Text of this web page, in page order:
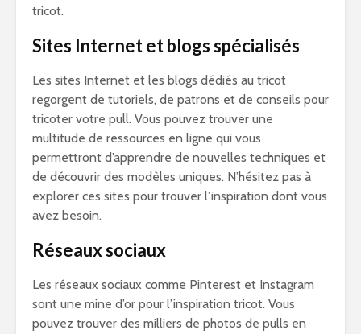
tricot.
Sites Internet et blogs spécialisés
Les sites Internet et les blogs dédiés au tricot
regorgent de tutoriels, de patrons et de conseils pour
tricoter votre pull. Vous pouvez trouver une
multitude de ressources en ligne qui vous
permettront d’apprendre de nouvelles techniques et
de découvrir des modèles uniques. N’hésitez pas à
explorer ces sites pour trouver l’inspiration dont vous
avez besoin.
Réseaux sociaux
Les réseaux sociaux comme Pinterest et Instagram
sont une mine d’or pour l’inspiration tricot. Vous
pouvez trouver des milliers de photos de pulls en